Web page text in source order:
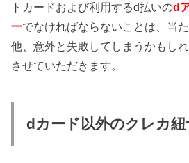
トカードおよび利用するd払いのd
一でなければならないことは、当
他、意外と失敗してしまうかもし
させていただきます。
dカード以外のクレカ紐